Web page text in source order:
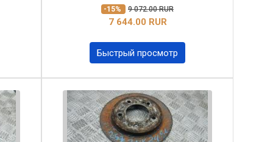
-15% 9 072.00 RUR
7 644.00 RUR
Быстрый просмотр